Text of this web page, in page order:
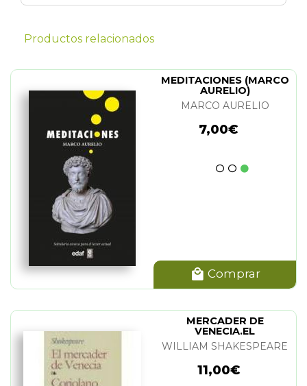
Productos relacionados
MEDITACIONES (MARCO
AURELIO)
MARCO AURELIO
7,00€
Comprar
MERCADER DE
VENECIA.EL
WILLIAM SHAKESPEARE
11,00€